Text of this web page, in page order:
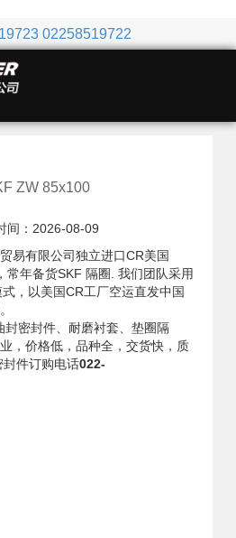
02258519722
ZW 85x100
间：2026-08-09
易有限公司独立进口CR美国
，常年备货SKF 隔圈. 我们团队采用
，以美国CR工厂空运直发中国
封密封件、耐磨衬套、垫圈隔
，价格低，品种全，交货快，质
件订购电话022-